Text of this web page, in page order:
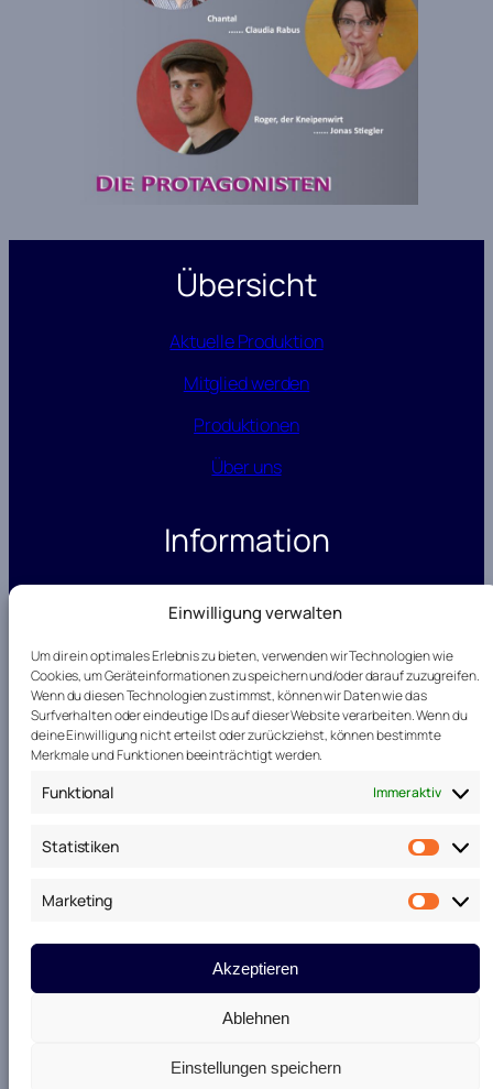
Einwilligung verwalten
Um dir ein optimales Erlebnis zu bieten, verwenden wir Technologien wie
Cookies, um Geräteinformationen zu speichern und/oder darauf zuzugreifen.
Wenn du diesen Technologien zustimmst, können wir Daten wie das
Surfverhalten oder eindeutige IDs auf dieser Website verarbeiten. Wenn du
deine Einwilligung nicht erteilst oder zurückziehst, können bestimmte
Merkmale und Funktionen beeinträchtigt werden.
Funktional Immer aktiv
Statistiken
Marketing
Akzeptieren
Ablehnen
Einstellungen speichern
Übersicht
Aktuelle Produktion
Mitglied werden
Produktionen
Über uns
Information
Kontakt
Telefon: 0173 – 365 16 81
Instagram